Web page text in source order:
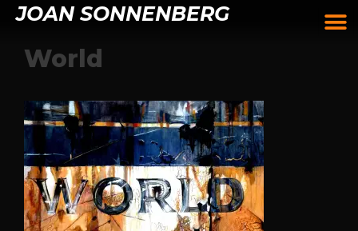
JOAN SONNENBERG
World